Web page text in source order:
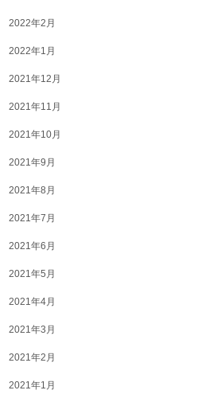
2022年2月
2022年1月
2021年12月
2021年11月
2021年10月
2021年9月
2021年8月
2021年7月
2021年6月
2021年5月
2021年4月
2021年3月
2021年2月
2021年1月